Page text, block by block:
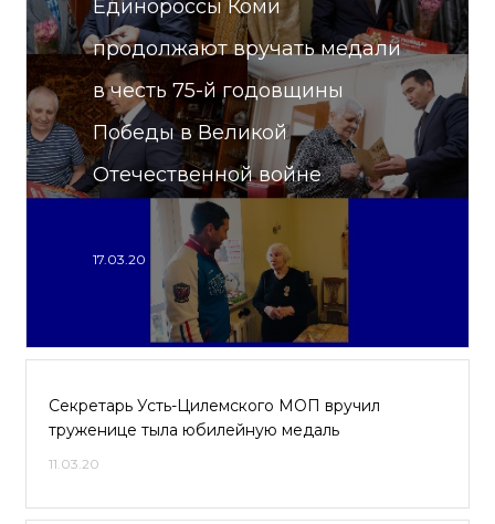
Единороссы Коми
продолжают вручать медали
в честь 75-й годовщины
Победы в Великой
Отечественной войне
17.03.20
Секретарь Усть-Цилемского МОП вручил
труженице тыла юбилейную медаль
11.03.20